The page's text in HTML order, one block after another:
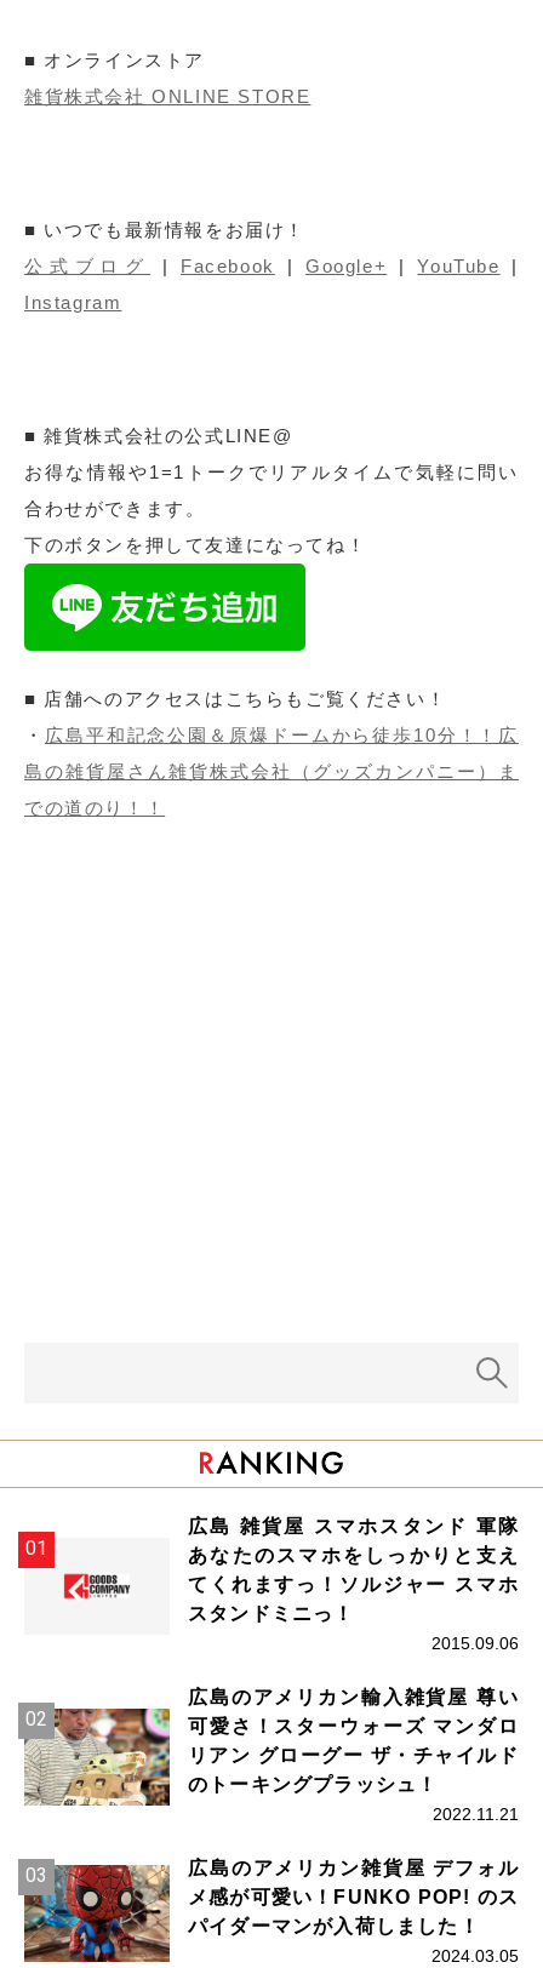
■ オンラインストア
雑貨株式会社 ONLINE STORE
■ いつでも最新情報をお届け！
公式ブログ
| Facebook |Google+ |YouTube |
Instagram
■ 雑貨株式会社の公式LINE@
お得な情報や1=1トークでリアルタイムで気軽に問い
合わせができます。
下のボタンを押して友達になってね！
■ 店舗へのアクセスはこちらもご覧ください！
・ 広島平和記念公園＆原爆ドームから徒歩10分！！広
島の雑貨屋さん雑貨株式会社（グッズカンパニー）ま
での道のり！！
広島 雑貨屋 スマホスタンド 軍隊
あなたのスマホをしっかりと支え
てくれますっ！ソルジャー スマホ
スタンドミニっ！
2015.09.06
広島のアメリカン輸入雑貨屋 尊い
可愛さ！スターウォーズ マンダロ
リアン グローグー ザ・チャイルド
のトーキングプラッシュ！
2022.11.21
広島のアメリカン雑貨屋 デフォル
メ感が可愛い！FUNKO POP! のス
パイダーマンが入荷しました！
2024.03.05